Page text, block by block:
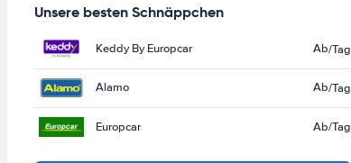
Unsere besten Schnäppchen
Keddy By Europcar Ab/Tag
Alamo Ab/Tag
Europcar Ab/Tag